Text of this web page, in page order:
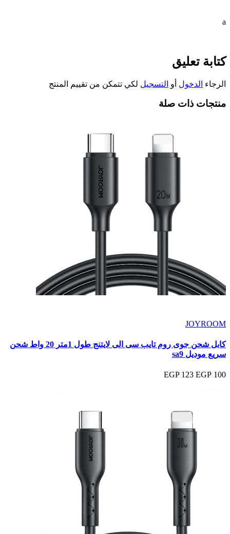
a
كتابة تعليق
الرجاء الدخول أو التسجيل لكي تتمكن من تقييم المنتج
منتجات ذات صلة
JOYROOM
كابل شحن جوى روم تايب سى الى لايتنج طول 1متر 20 واط شحن
سريع موديل sa9
100 EGP
123 EGP